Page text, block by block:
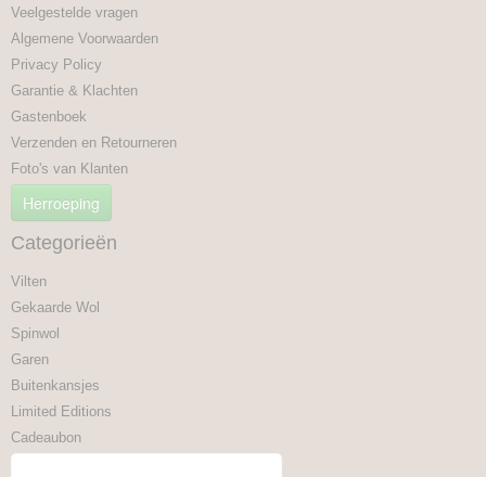
Veelgestelde vragen
Algemene Voorwaarden
Privacy Policy
Garantie & Klachten
Gastenboek
Verzenden en Retourneren
Foto's van Klanten
Herroeping
Categorieën
Vilten
Gekaarde Wol
Spinwol
Garen
Buitenkansjes
Limited Editions
Cadeaubon